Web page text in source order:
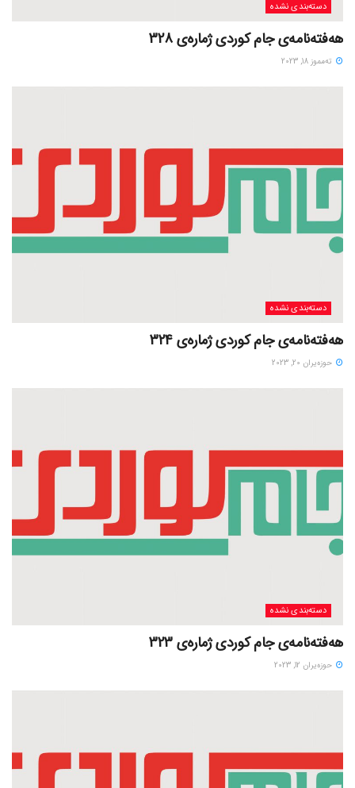
دسته‌بندی نشده
هەفتەنامەی جام کوردی ژمارەی 328
ته‌مموز 18, 2023
دسته‌بندی نشده
هەفتەنامەی جام کوردی ژمارەی 324
حوزه‌یران 20, 2023
دسته‌بندی نشده
هەفتەنامەی جام کوردی ژمارەی 323
حوزه‌یران 12, 2023